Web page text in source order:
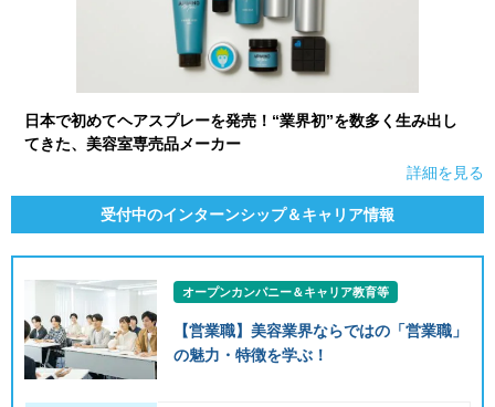
日本で初めてヘアスプレーを発売！“業界初”を数多く生み出し
てきた、美容室専売品メーカー
詳細を見る
受付中のインターンシップ＆キャリア情報
オープンカンパニー＆キャリア教育等
【営業職】美容業界ならではの「営業職」
の魅力・特徴を学ぶ！